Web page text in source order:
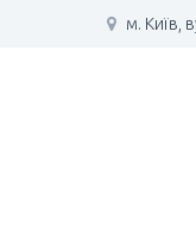
м. Київ,